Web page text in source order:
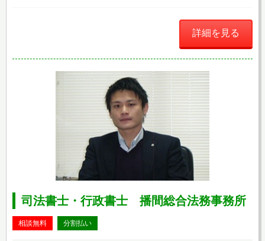
詳細を見る
司法書士・行政書士 播間総合法務事務所
相談無料 分割払い